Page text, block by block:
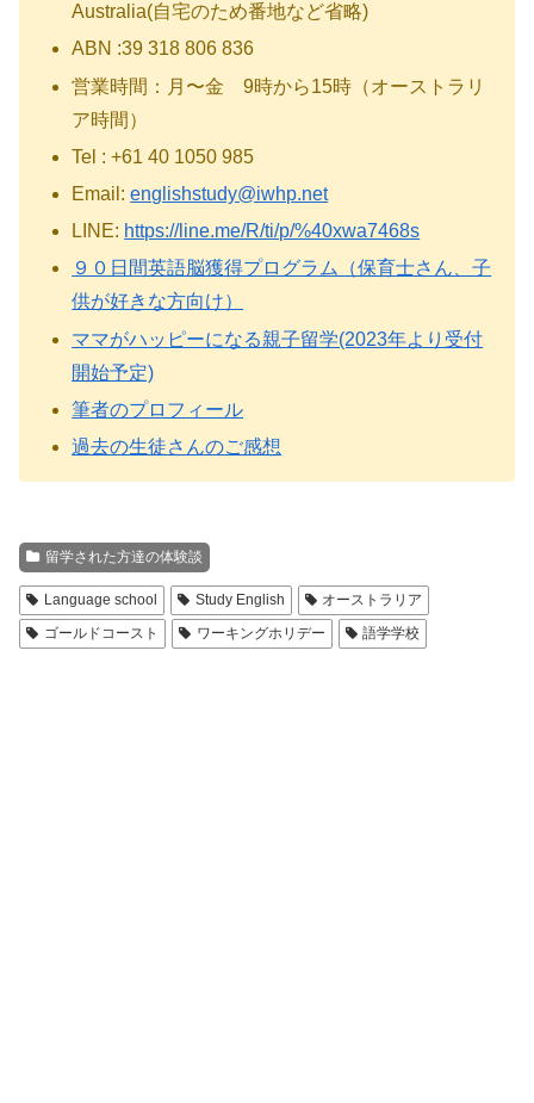
Australia(自宅のため番地など省略)
ABN :39 318 806 836
営業時間：月〜金 9時から15時（オーストラリ
ア時間）
Tel : +61 40 1050 985
Email:englishstudy@iwhp.net
LINE: https://line.me/R/ti/p/%40xwa7468s
９０日間英語脳獲得プログラム（保育士さん、子
供が好きな方向け）
ママがハッピーになる親子留学(2023年より受付
開始予定)
筆者のプロフィール
過去の生徒さんのご感想
留学された方達の体験談
Language school Study English
オーストラリア
ゴールドコースト
ワーキングホリデー 語学学校